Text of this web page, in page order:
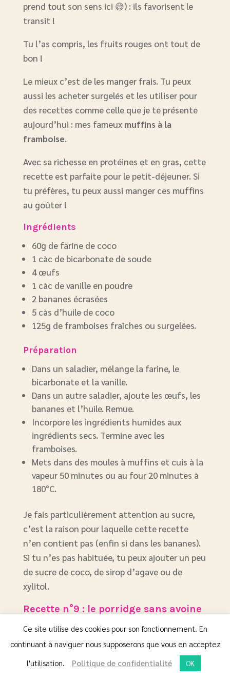
prend tout son sens ici 😅) : ils favorisent le
transit !
Tu l’as compris, les fruits rouges ont tout de
bon !
Le mieux c’est de les manger frais. Tu peux
aussi les acheter surgelés et les utiliser pour
des recettes comme celle que je te présente
aujourd’hui : mes fameux muffins à la
framboise.
Avec sa richesse en protéines et en gras, cette
recette est parfaite pour le petit-déjeuner. Si
tu préfères, tu peux aussi manger ces muffins
au goûter !
Ingrédients
60g de farine de coco
1 càc de bicarbonate de soude
4 œufs
1 càc de vanille en poudre
2 bananes écrasées
5 càs d’huile de coco
125g de framboises fraîches ou surgelées.
Préparation
Dans un saladier, mélange la farine, le
bicarbonate et la vanille.
Dans un autre saladier, ajoute les œufs, les
bananes et l’huile. Remue.
Incorpore les ingrédients humides aux
ingrédients secs. Termine avec les
framboises.
Mets dans des moules à muffins et cuis à la
vapeur 50 minutes ou au four 20 minutes à
180°C.
Je fais particulièrement attention au sucre,
c’est la raison pour laquelle cette recette
n’en contient pas (enfin si dans les bananes).
Si tu n’es pas habituée, tu peux ajouter un peu
de sucre de coco, de sirop d’agave ou de
xylitol.
Recette n°9 : le porridge sans avoine
Ce site utilise des cookies pour son fonctionnement. En
continuant à naviguer nous supposerons que vous en acceptez
l'utilisation.
Politique de confidentialité OK